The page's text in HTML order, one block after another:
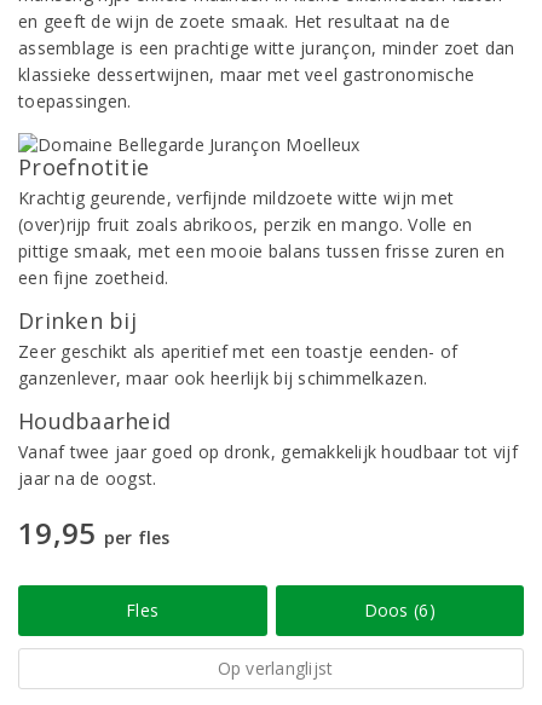
en geeft de wijn de zoete smaak. Het resultaat na de
assemblage is een prachtige witte jurançon, minder zoet dan
klassieke dessertwijnen, maar met veel gastronomische
toepassingen.
Proefnotitie
Krachtig geurende, verfijnde mildzoete witte wijn met
(over)rijp fruit zoals abrikoos, perzik en mango. Volle en
pittige smaak, met een mooie balans tussen frisse zuren en
een fijne zoetheid.
Drinken bij
Zeer geschikt als aperitief met een toastje eenden- of
ganzenlever, maar ook heerlijk bij schimmelkazen.
Houdbaarheid
Vanaf twee jaar goed op dronk, gemakkelijk houdbaar tot vijf
jaar na de oogst.
19,95 per fles
Fles Doos (6)
Op verlanglijst